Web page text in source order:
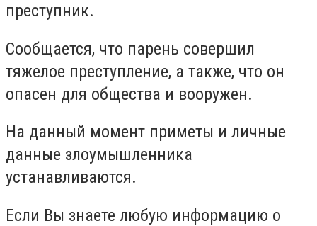
преступник.
Сообщается, что парень совершил
тяжелое преступление, а также, что он
опасен для общества и вооружен.
На данный момент приметы и личные
данные злоумышленника
устанавливаются.
Если Вы знаете любую информацию о